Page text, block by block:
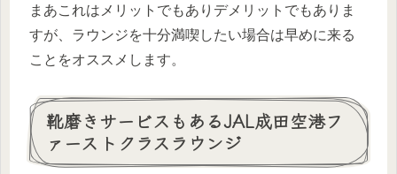
まあこれはメリットでもありデメリットでもありま
すが、ラウンジを十分満喫したい場合は早めに来る
ことをオススメします。
靴磨きサービスもあるJAL成田空港フ
ァーストクラスラウンジ